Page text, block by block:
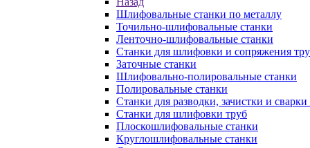
Шлифовальные станки по металлу
Точильно-шлифовальные станки
Ленточно-шлифовальные станки
Станки для шлифовки и сопряжения
Заточные станки
Шлифовально-полировальные станки
Полировальные станки
Станки для разводки, зачистки и сварки
Станки для шлифовки труб
Плоскошлифовальные станки
Круглошлифовальные станки